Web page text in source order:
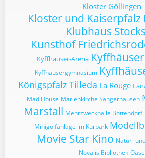
Kloster Göllingen
Kloster und
Klubhaus
Kunsthof
Kyffhäuser-Arena
Kyffhäusergymnasium
Königspfalz Tilleda La Rouge
Mad House Marienkirche Sangerhausen
Marstall Mehrzweckhalle Bottendorf
Minigolfanlage im Kurpark
Movie Star Kino Natur-
Novalis Bibliothek Oase